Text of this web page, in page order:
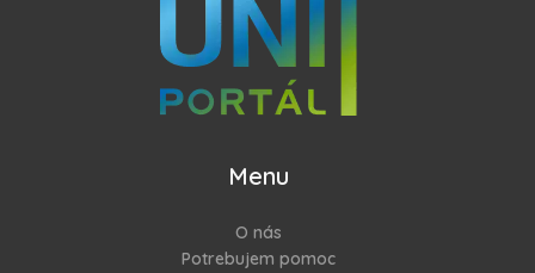
Menu
O nás
Potrebujem pomoc